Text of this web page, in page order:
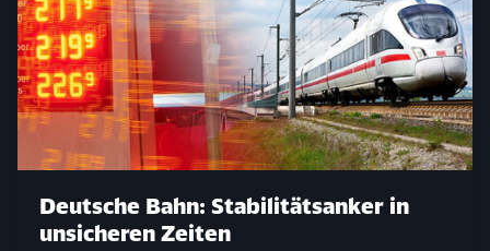
Deutsche Bahn: Stabilitätsanker in
unsicheren Zeiten